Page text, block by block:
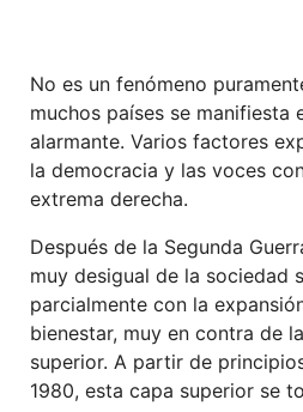
No es un fenómeno
muchos países se manifiesta
alarmante. Varios factores
la democracia y las voces
extrema derecha.
Después de la Segunda
muy desigual de la sociedad
parcialmente con la
bienestar, muy en contra de
superior. A partir de
1980, esta capa superior se